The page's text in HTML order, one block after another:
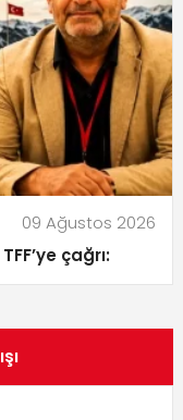
09 Ağustos 2026
çağrı: